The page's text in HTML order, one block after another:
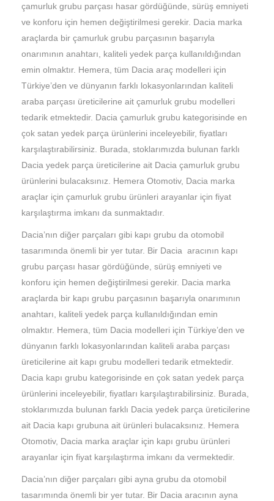
çamurluk grubu parçası hasar gördüğünde, sürüş emniyeti
ve konforu için hemen değiştirilmesi gerekir. Dacia marka
araçlarda bir çamurluk grubu parçasının başarıyla
onarımının anahtarı, kaliteli yedek parça kullanıldığından
emin olmaktır. Hemera, tüm Dacia araç modelleri için
Türkiye’den ve dünyanın farklı lokasyonlarından kaliteli
araba parçası üreticilerine ait çamurluk grubu modelleri
tedarik etmektedir. Dacia çamurluk grubu kategorisinde en
çok satan yedek parça ürünlerini inceleyebilir, fiyatları
karşılaştırabilirsiniz. Burada, stoklarımızda bulunan farklı
Dacia yedek parça üreticilerine ait Dacia çamurluk grubu
ürünlerini bulacaksınız. Hemera Otomotiv, Dacia marka
araçlar için çamurluk grubu ürünleri arayanlar için fiyat
karşılaştırma imkanı da sunmaktadır.
Dacia’nın diğer parçaları gibi kapı grubu da otomobil
tasarımında önemli bir yer tutar. Bir Dacia aracının kapı
grubu parçası hasar gördüğünde, sürüş emniyeti ve
konforu için hemen değiştirilmesi gerekir. Dacia marka
araçlarda bir kapı grubu parçasının başarıyla onarımının
anahtarı, kaliteli yedek parça kullanıldığından emin
olmaktır. Hemera, tüm Dacia modelleri için Türkiye’den ve
dünyanın farklı lokasyonlarından kaliteli araba parçası
üreticilerine ait kapı grubu modelleri tedarik etmektedir.
Dacia kapı grubu kategorisinde en çok satan yedek parça
ürünlerini inceleyebilir, fiyatları karşılaştırabilirsiniz. Burada,
stoklarımızda bulunan farklı Dacia yedek parça üreticilerine
ait Dacia kapı grubuna ait ürünleri bulacaksınız. Hemera
Otomotiv, Dacia marka araçlar için kapı grubu ürünleri
arayanlar için fiyat karşılaştırma imkanı da vermektedir.
Dacia’nın diğer parçaları gibi ayna grubu da otomobil
tasarımında önemli bir yer tutar. Bir Dacia aracının ayna